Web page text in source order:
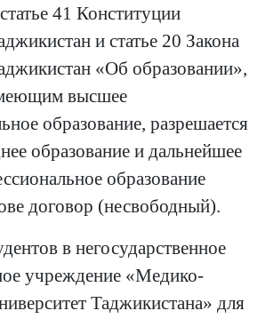
41 Конституции
и статье 20 Закона
«Об образовании»,
высшее
образование, разрешается
образование и дальнейшее
образование
договор (несвободный).
в негосударственное
учреждение «Медико-
Таджикистана» для